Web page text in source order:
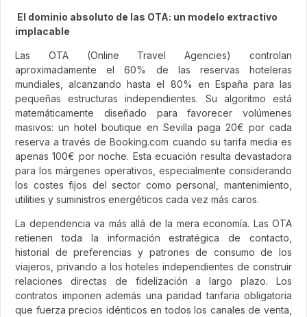
El dominio absoluto de las OTA: un modelo extractivo
implacable
Las OTA (Online Travel Agencies) controlan
aproximadamente el 60% de las reservas hoteleras
mundiales, alcanzando hasta el 80% en España para las
pequeñas estructuras independientes. Su algoritmo está
matemáticamente diseñado para favorecer volúmenes
masivos: un hotel boutique en Sevilla paga 20€ por cada
reserva a través de Booking.com cuando su tarifa media es
apenas 100€ por noche. Esta ecuación resulta devastadora
para los márgenes operativos, especialmente considerando
los costes fijos del sector como personal, mantenimiento,
utilities y suministros energéticos cada vez más caros.
La dependencia va más allá de la mera economía. Las OTA
retienen toda la información estratégica de contacto,
historial de preferencias y patrones de consumo de los
viajeros, privando a los hoteles independientes de construir
relaciones directas de fidelización a largo plazo. Los
contratos imponen además una paridad tarifaria obligatoria
que fuerza precios idénticos en todos los canales de venta,